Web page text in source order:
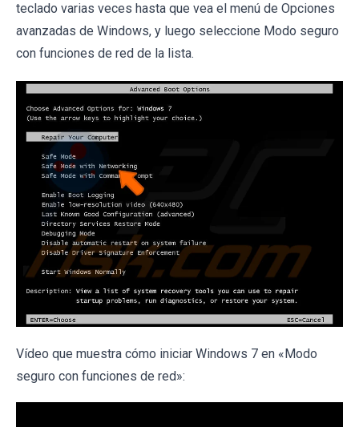
teclado varias veces hasta que vea el menú de Opciones
avanzadas de Windows, y luego seleccione Modo seguro
con funciones de red de la lista.
Vídeo que muestra cómo iniciar Windows 7 en «Modo
seguro con funciones de red»: